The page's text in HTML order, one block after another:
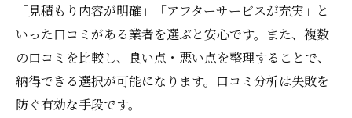
「見積もり内容が明確」「アフターサービスが充実」と
いった口コミがある業者を選ぶと安心です。また、複数
の口コミを比較し、良い点・悪い点を整理することで、
納得できる選択が可能になります。口コミ分析は失敗を
防ぐ有効な手段です。